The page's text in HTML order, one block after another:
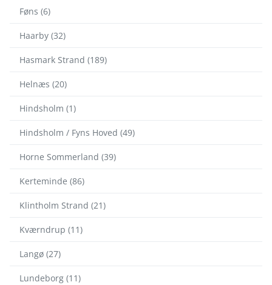
Føns (6)
Haarby (32)
Hasmark Strand (189)
Helnæs (20)
Hindsholm (1)
Hindsholm / Fyns Hoved (49)
Horne Sommerland (39)
Kerteminde (86)
Klintholm Strand (21)
Kværndrup (11)
Langø (27)
Lundeborg (11)